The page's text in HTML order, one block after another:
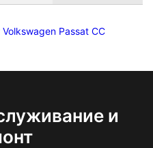
Passat CC
и